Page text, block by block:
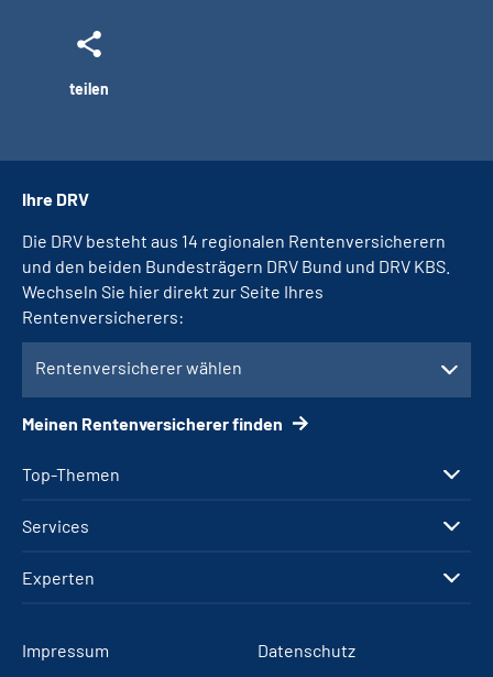
teilen
Top-Themen
Services
Experten
Ihre DRV
Die DRV besteht aus 14 regionalen Rentenversicherern
und den beiden Bundesträgern DRV Bund und DRV KBS.
Wechseln Sie hier direkt zur Seite Ihres
Rentenversicherers:
Rentenversicherer wählen
Meinen Rentenversicherer finden
Impressum
Datenschutz